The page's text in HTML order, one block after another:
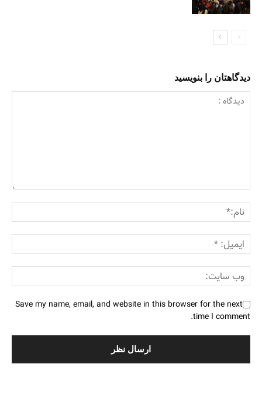
دیدگاهتان را بنویسید
Save my name, email, and website in this browser for the next
time I comment.